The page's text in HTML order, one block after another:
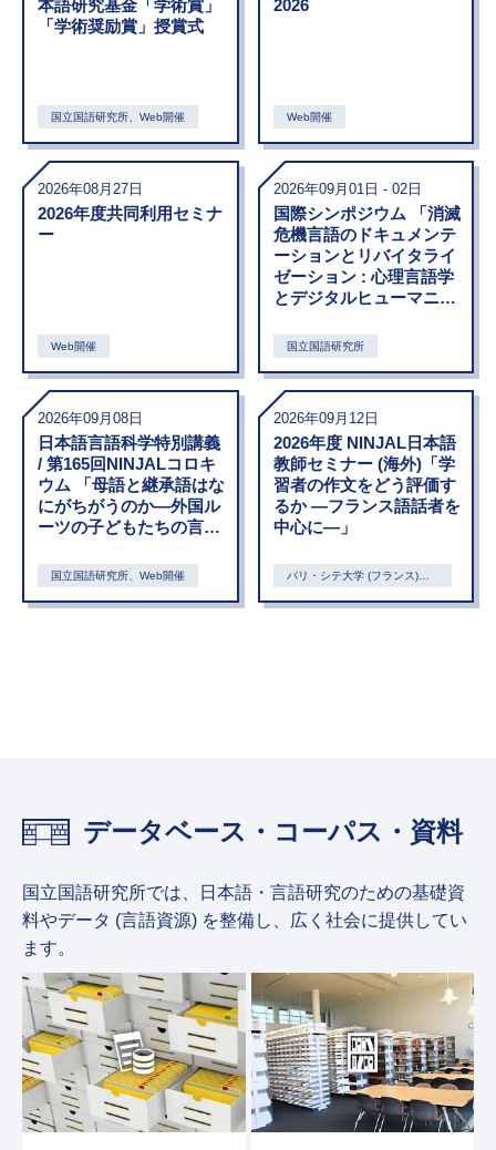
本語研究基金「学術賞」
「学術奨励賞」授賞式
国立国語研究所、Web開催
2026
Web開催
2026年08月27日
2026年度共同利用セミナ
ー
Web開催
2026年09月01日 - 02日
国際シンポジウム 「消滅
危機言語のドキュメンテ
ーションとリバイタライ
ゼーション : 心理言語学
とデジタルヒューマニテ
国立国語研究所
2026年09月08日
日本語言語科学特別講義
/ 第165回NINJALコロキ
ウム 「母語と継承語はな
にがちがうのか―外国ル
ーツの子どもたちの言語
国立国語研究所、Web開催
2026年09月12日
2026年度 NINJAL日本語
教師セミナー (海外)「学
習者の作文をどう評価す
るか ―フランス語話者を
中心に―」
パリ・シテ大学 (フランス)、
データベース・コーパス・資料
国立国語研究所では、日本語・言語研究のための基礎資
料やデータ (言語資源) を整備し、広く社会に提供してい
ます。